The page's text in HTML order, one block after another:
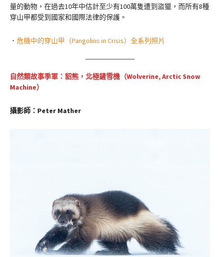
量的動物，在過去10年中估計至少有100萬隻遭到盜獵，而所有8種
穿山甲都受到國家和國際法律的保護。
． 危機中的穿山甲（Pangolins in Crisis）全系列照片
自然類故事季軍：貂熊，北極鏟雪機（Wolverine, Arctic Snow
Machine）
攝影師：Peter Mather